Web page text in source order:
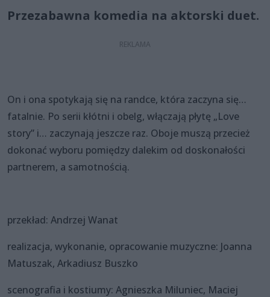
Przezabawna komedia na aktorski duet.
On i ona spotykają się na randce, która zaczyna się…
fatalnie. Po serii kłótni i obelg, włączają płytę „Love
story” i… zaczynają jeszcze raz. Oboje muszą przecież
dokonać wyboru pomiędzy dalekim od doskonałości
partnerem, a samotnością.
przekład: Andrzej Wanat
realizacja, wykonanie, opracowanie muzyczne: Joanna
Matuszak, Arkadiusz Buszko
scenografia i kostiumy: Agnieszka Miluniec, Maciej